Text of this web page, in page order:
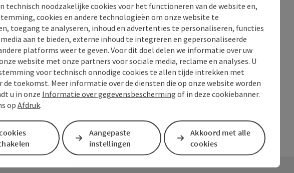
PDF aanmaken Bijdrage printen In de buurt
technisch noodzakelijke cookies voor het functioneren van de website en,
cookies en andere technologieën om onze website te
toegang te analyseren, inhoud en advertenties te personaliseren, functies
aan te bieden, externe inhoud te integreren en gepersonaliseerde
platforms weer te geven. Voor dit doel delen we informatie over uw
website met onze partners voor sociale media, reclame en analyses. U
voor technisch onnodige cookies te allen tijde intrekken met
de toekomst. Meer informatie over de diensten die op onze website worden
u in onze Informatie over gegevensbescherming of in deze cookiebanner.
opAfdruk.
Aangepaste
instellingen
Akkoord met alle
cookies